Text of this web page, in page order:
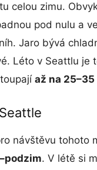
celou zimu.
pod nulu a
Jaro bývá
Léto v Seattlu je
až na 25–35
návštěvu tohoto
. V létě si